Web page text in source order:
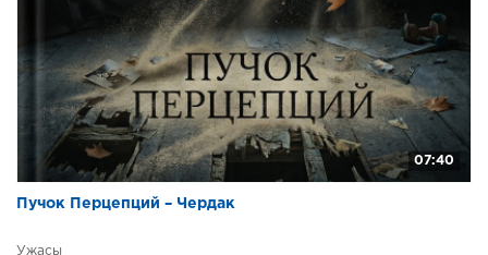
07:40
Пучок Перцепций – Чердак
Ужасы